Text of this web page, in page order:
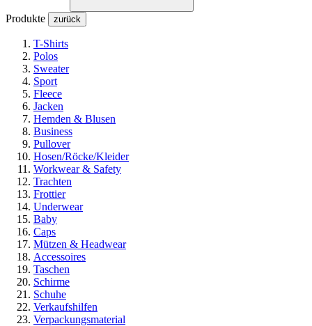
Produkte zurück
T-Shirts
Polos
Sweater
Sport
Fleece
Jacken
Hemden & Blusen
Business
Pullover
Hosen/Röcke/Kleider
Workwear & Safety
Trachten
Frottier
Underwear
Baby
Caps
Mützen & Headwear
Accessoires
Taschen
Schirme
Schuhe
Verkaufshilfen
Verpackungsmaterial